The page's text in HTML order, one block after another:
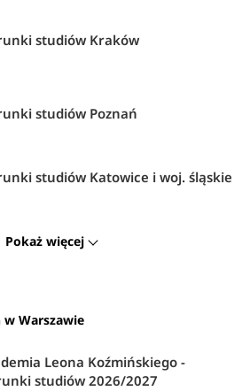
studiów Kraków
studiów Poznań
studiów Katowice i woj. śląskie
Pokaż więcej
Warszawie
Leona Koźmińskiego -
studiów 2026/2027